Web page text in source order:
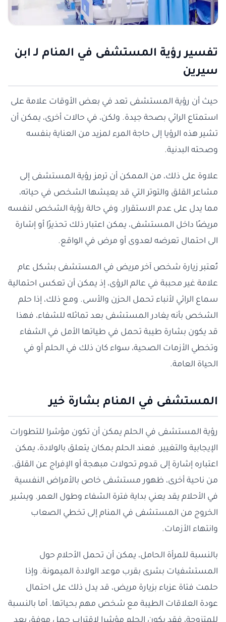
تفسير رؤية المستشفى في المنام لـ ابن
سيرين
حيث أن رؤية المستشفى تعد في بعض الأوقات علامة على
استمتاع الرائي بصحة جيدة. ولكن، في حالات أخرى، يمكن أن
تشير هذه الرؤيا إلى حاجة المرء لمزيد من العناية بنفسه
وصحته البدنية.
علاوة على ذلك، من الممكن أن ترمز رؤية المستشفى إلى
مشاعر القلق والتوتر التي قد يعيشها الشخص في حياته،
مما يدل على عدم الاستقرار. وفي حالة رؤية الشخص لنفسه
مريضًا داخل المستشفى، يمكن اعتبار ذلك تحذيرًا أو إشارة
الى احتمال تعرضه لعدوى أو مرض في الواقع.
تُعتبر زيارة شخص آخر مريض في المستشفى بشكل عام
علامة غير محببة في عالم الرؤى، إذ يمكن أن تعكس احتمالية
سماع الرائي لأنباء تحمل الحزن والأسى. ومع ذلك، إذا حلم
الشخص بأنه يغادر المستشفى بعد تماثله للشفاء، فهذا
قد يكون بشارة طيبة تحمل في طياتها الأمل في الشفاء
وتخطي الأزمات الصحية، سواء كان ذلك في الحلم أو في
الحياة العامة.
المستشفى في المنام بشارة خير
رؤية المستشفى في الحلم يمكن أن تكون مؤشرا للتطورات
الإيجابية والتغيير. فعند الحلم بمكان يتعلق بالولادة، يمكن
اعتباره إشارة إلى قدوم تحولات مبهجة أو الإفراج عن القلق.
من ناحية أخرى، ظهور مستشفى خاص بالأمراض النفسية
في الأحلام يقد يعني بداية فترة الشفاء وطول العمر. ويشير
الخروج من المستشفى في المنام إلى تخطي الصعاب
وانتهاء الأزمات.
بالنسبة للمرأة الحامل، يمكن أن تحمل الأحلام حول
المستشفيات بشرى بقرب موعد الولادة الميمونة. وإذا
حلمت فتاة عزباء بزيارة مريض، قد يدل ذلك على احتمال
عودة العلاقات الطيبة مع شخص مهم بحياتها. أما بالنسبة